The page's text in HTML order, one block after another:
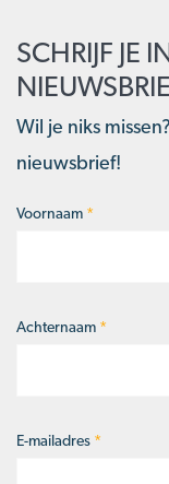
SCHRIJF JE
Wil je niks
nieuwsbrief!
Naam*
Voornaam *
Achternaam *
E-mailadres *